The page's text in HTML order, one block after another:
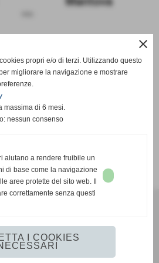
a confronto
Mantova
E RISULTATI-CLASSIFICA
siti web www.sitoper.it
close
propri e/o di terzi. Utilizzando questo
migliorare la navigazione e mostrare
massima di 6 mesi.
nessun consenso
aiutano a rendere fruibile un
di base come la navigazione
aree protette del sito web. Il
correttamente senza questi
I COOKIES